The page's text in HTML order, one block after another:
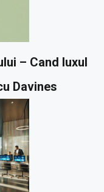
– Cand luxul
Davines